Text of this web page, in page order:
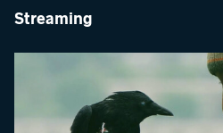
Streaming